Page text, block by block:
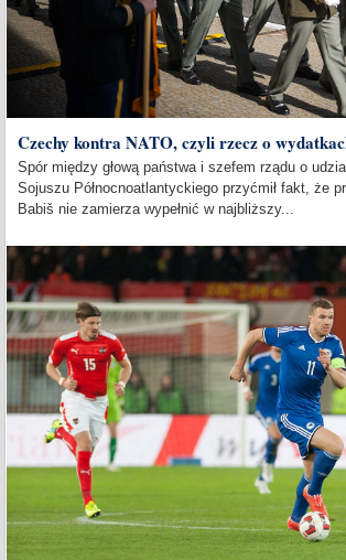
Czechy kontra NATO, czyli rzecz o
Spór między głową państwa i szefem rządu o
Sojuszu Północnoatlantyckiego przyćmił fakt, że
Babiš nie zamierza wypełnić w najbliższy...